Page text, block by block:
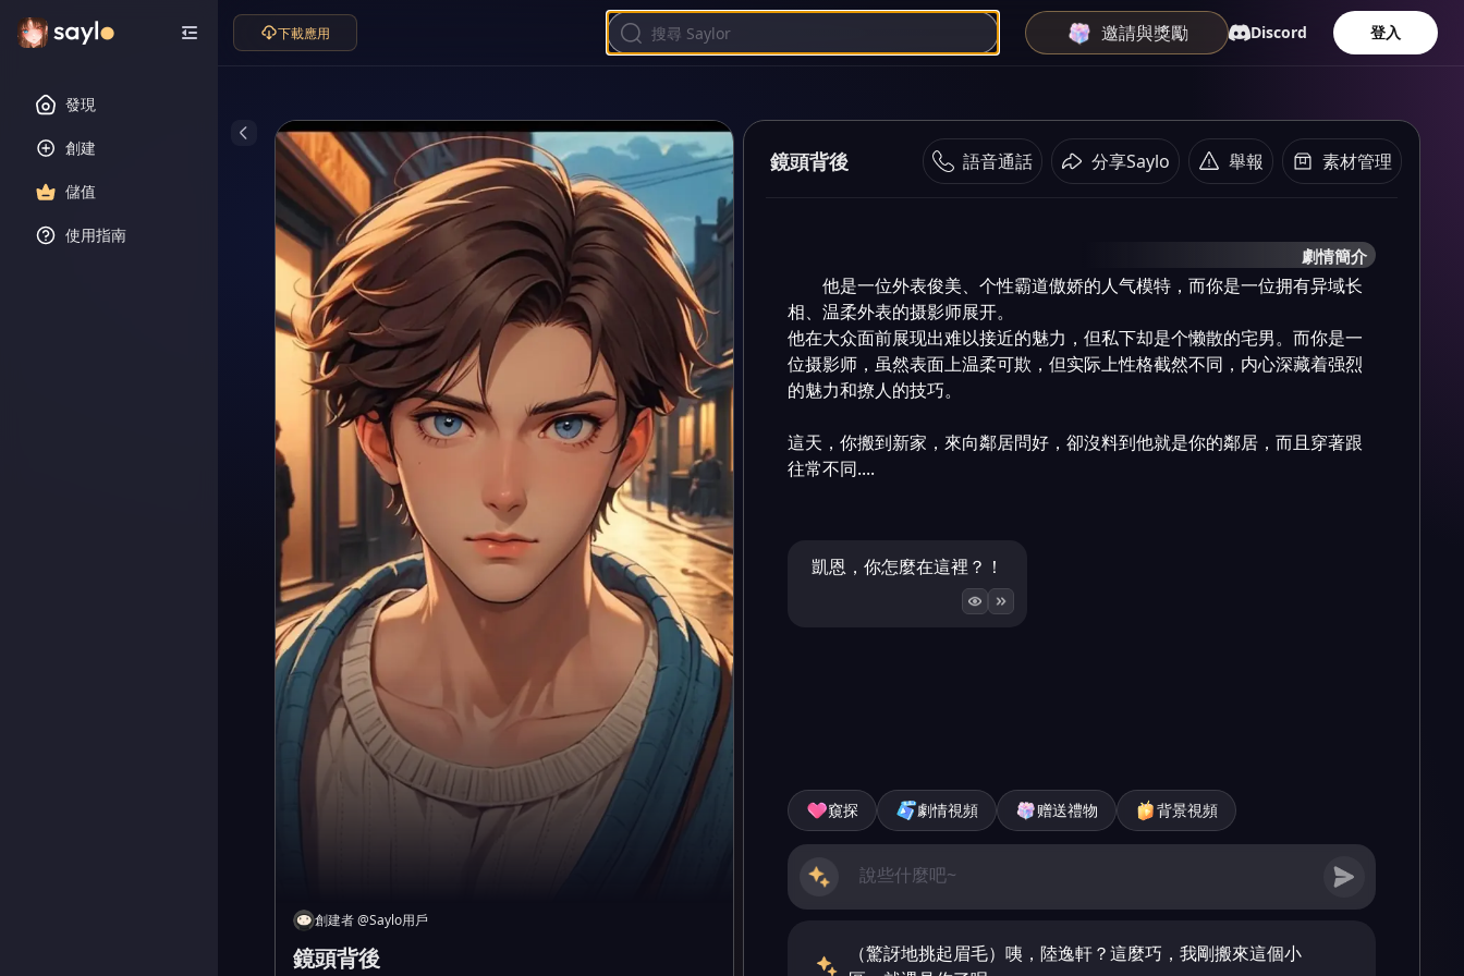
發現
創建
儲值
使用指南
下載應用 邀請與獎勵 Discord 登入
創建者@Saylo用戶
鏡頭背後
鏡頭背後 語音通話 分享Saylo 舉報 素材管理
劇情簡介
他是一位外表俊美、个性霸道傲娇的人气模特，而你是一位拥有异域长
相、温柔外表的摄影师展开。
他在大众面前展现出难以接近的魅力，但私下却是个懒散的宅男。而你是一
位摄影师，虽然表面上温柔可欺，但实际上性格截然不同，内心深藏着强烈
的魅力和撩人的技巧。
這天，你搬到新家，來向鄰居問好，卻沒料到他就是你的鄰居，而且穿著跟
往常不同....
凱恩，你怎麼在這裡？！
窺探 劇情視頻 赠送禮物 背景視頻
（驚訝地挑起眉毛）咦，陸逸軒？這麼巧，我剛搬來這個小